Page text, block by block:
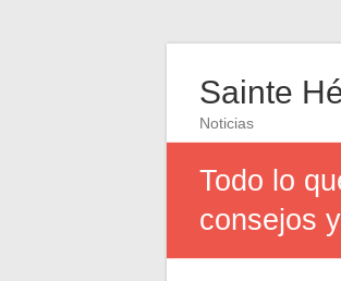
Sainte
Noticias
Todo lo
consejos